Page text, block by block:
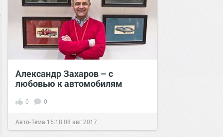
Александр Захаров – с
любовью к автомобилям
0 0
Авто-Тема 16:18 08 авг 2017